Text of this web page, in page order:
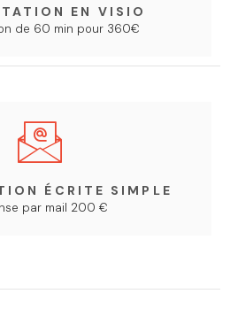
EN VISIO
de 60 min pour 360€
ÉCRITE SIMPLE
par mail 200 €